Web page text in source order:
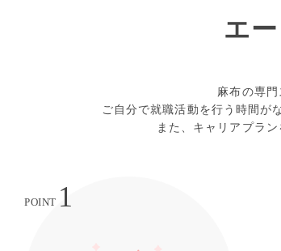
エ
麻布の専
ご自分で就職活動を行う時間が
また、キャリアプラ